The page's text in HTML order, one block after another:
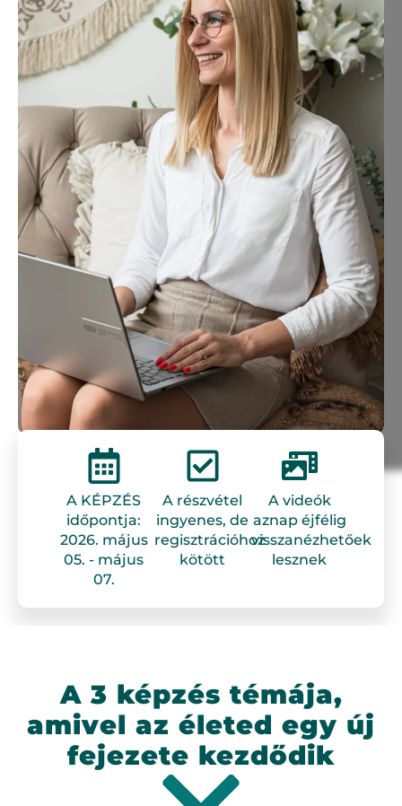
A KÉPZÉS
időpontja:
2026. május
05. - május
07.
A részvétel
ingyenes, de
regisztrációhoz
kötött
A videók
aznap éjfélig
visszanézhetőek
lesznek
A 3 képzés témája,
amivel az életed egy új
fejezete kezdődik